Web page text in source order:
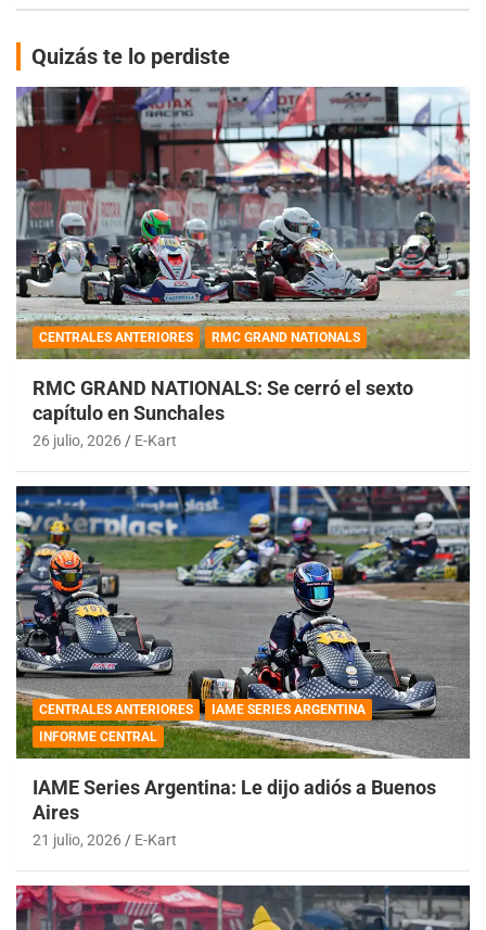
Quizás te lo perdiste
CENTRALES ANTERIORES RMC GRAND NATIONALS
RMC GRAND NATIONALS: Se cerró el sexto
capítulo en Sunchales
26 julio, 2026 E-Kart
CENTRALES ANTERIORES
IAME SERIES ARGENTINA
INFORME CENTRAL
IAME Series Argentina: Le dijo adiós a Buenos
Aires
21 julio, 2026 E-Kart